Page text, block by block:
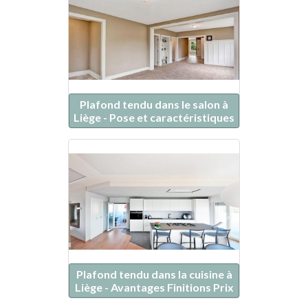
Plafond tendu dans le salon à
Liège - Pose et caractéristiques
Plafond tendu dans la cuisine à
Liège - Avantages Finitions Prix